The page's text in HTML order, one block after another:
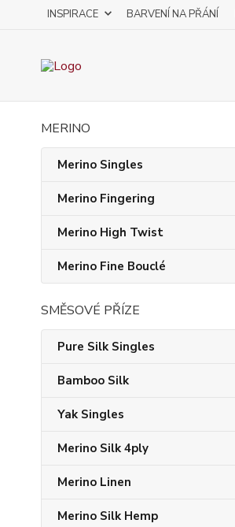
INSPIRACE BARVENÍ NA PŘÁNÍ
MERINO
Merino Singles
Merino Fingering
Merino High Twist
Merino Fine Bouclé
SMĚSOVÉ PŘÍZE
Pure Silk Singles
Bamboo Silk
Yak Singles
Merino Silk 4ply
Merino Linen
Merino Silk Hemp